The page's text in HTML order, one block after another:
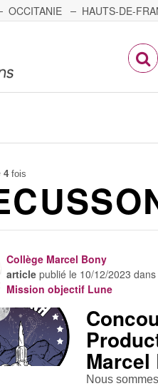
OCCITANIE HAUTS-DE-
4fois
Collège Marcel Bony
article publié le 10/12/2023
Mission objectif Lune
Marcel
Nous